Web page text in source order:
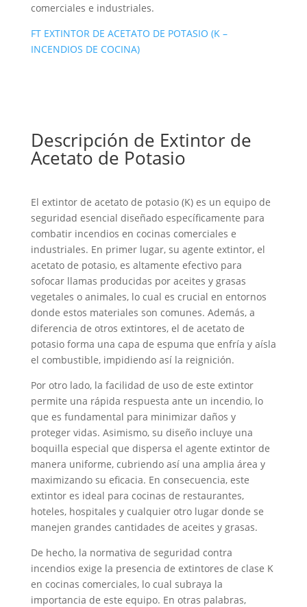
comerciales e industriales.
FT EXTINTOR DE ACETATO DE POTASIO (K –
INCENDIOS DE COCINA)
Descripción de Extintor de
Acetato de Potasio
El extintor de acetato de potasio (K) es un equipo de
seguridad esencial diseñado específicamente para
combatir incendios en cocinas comerciales e
industriales. En primer lugar, su agente extintor, el
acetato de potasio, es altamente efectivo para
sofocar llamas producidas por aceites y grasas
vegetales o animales, lo cual es crucial en entornos
donde estos materiales son comunes. Además, a
diferencia de otros extintores, el de acetato de
potasio forma una capa de espuma que enfría y aísla
el combustible, impidiendo así la reignición.
Por otro lado, la facilidad de uso de este extintor
permite una rápida respuesta ante un incendio, lo
que es fundamental para minimizar daños y
proteger vidas. Asimismo, su diseño incluye una
boquilla especial que dispersa el agente extintor de
manera uniforme, cubriendo así una amplia área y
maximizando su eficacia. En consecuencia, este
extintor es ideal para cocinas de restaurantes,
hoteles, hospitales y cualquier otro lugar donde se
manejen grandes cantidades de aceites y grasas.
De hecho, la normativa de seguridad contra
incendios exige la presencia de extintores de clase K
en cocinas comerciales, lo cual subraya la
importancia de este equipo. En otras palabras,